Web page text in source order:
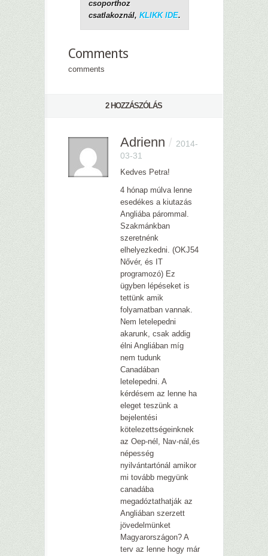
csoporthoz
csatlakoznál, KLIKK IDE.
Comments
comments
2 HOZZÁSZÓLÁS
Adrienn / 2014-
03-31
Kedves Petra!
4 hónap múlva lenne
esedékes a kiutazás
Angliába párommal.
Szakmánkban
szeretnénk
elhelyezkedni. (OKJ54
Nővér, és IT
programozó) Ez
ügyben lépéseket is
tettünk amik
folyamatban vannak.
Nem letelepedni
akarunk, csak addig
élni Angliában míg
nem tudunk
Canadában
letelepedni. A
kérdésem az lenne ha
eleget teszünk a
bejelentési
kötelezettségeinknek
az Oep-nél, Nav-nál,és
népesség
nyilvántartónál amikor
mi tovább megyünk
canadába
megadóztathatják az
Angliában szerzett
jövedelmünket
Magyarországon? A
terv az lenne hogy már